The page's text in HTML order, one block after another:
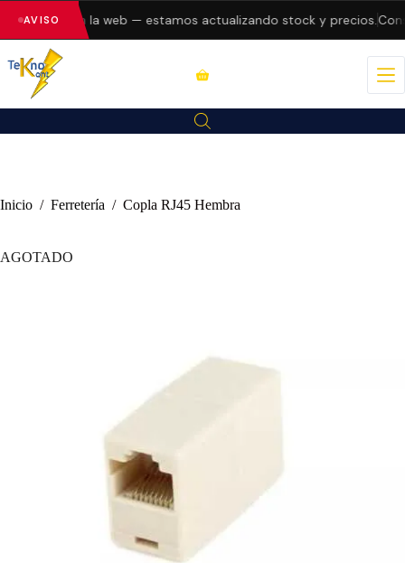
AVISO
errores en la web — estamos actualizando stock y precios.
Inicio / Ferretería / Copla RJ45 Hembra
AGOTADO